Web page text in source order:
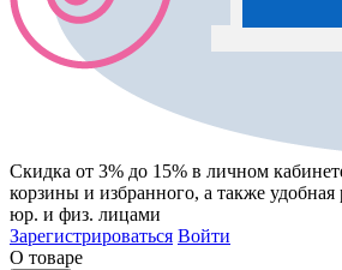
Скидка от 3% до 15% в личном
корзины и избранного, а также удобная
юр. и физ. лицами
Зарегистрироваться Войти
О товаре